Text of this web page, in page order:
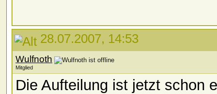
28.07.2007, 14:53
Wulfnoth
Mitglied
Die Aufteilung ist jetzt schon